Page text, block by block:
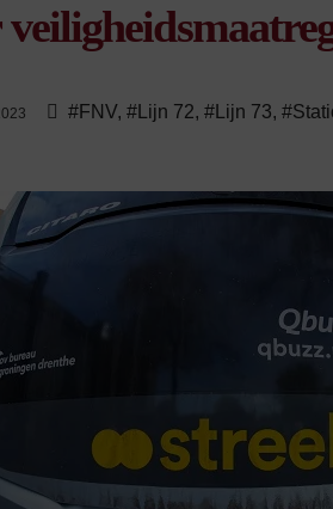
#FNV, #Lijn 72, #Lijn 73,